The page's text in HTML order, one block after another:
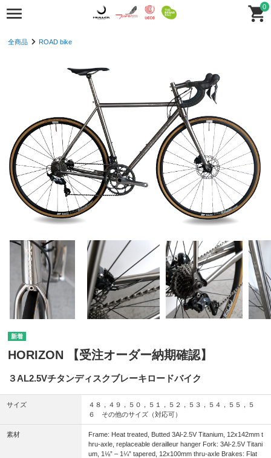
0
全商品 ROAD bike
HORIZON 【受注オーダー納期確認】
３AL2.5Vチタンディスクブレーキロードバイク
サイズ
４８，４９，５０，５１，５２，５３，５４，５５，５
６ その他のサイズ（対応可）
素材
Frame: Heat treated, Butted 3Al-2.5V Titanium, 12x142mm t
hru-axle, replaceable derailleur hanger Fork: 3Al-2.5V Titani
um, 1⅛” – 1¼” tapered, 12x100mm thru-axle Brakes: Flat